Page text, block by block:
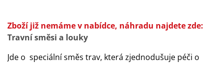
Zboží již nemáme v nabídce, náhradu najdete zde:
Travní směsi a louky
Jde o speciální směs trav, která zjednodušuje péči o